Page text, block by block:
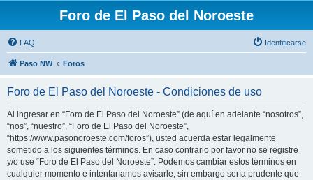
Foro de El Paso del Noroeste
FAQ Identificarse
Paso NW Foros
Foro de El Paso del Noroeste - Condiciones de uso
Al ingresar en “Foro de El Paso del Noroeste” (de aquí en adelante “nosotros”,
“nos”, “nuestro”, “Foro de El Paso del Noroeste”,
“https://www.pasonoroeste.com/foros”), usted acuerda estar legalmente
sometido a los siguientes términos. En caso contrario por favor no se registre
y/o use “Foro de El Paso del Noroeste”. Podemos cambiar estos términos en
cualquier momento e intentaríamos avisarle, sin embargo sería prudente que